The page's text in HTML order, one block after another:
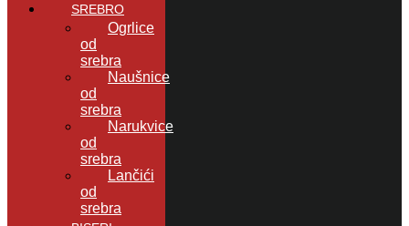
SREBRO
Ogrlice
od
srebra
Naušnice
od
srebra
Narukvice
od
srebra
Lančići
od
srebra